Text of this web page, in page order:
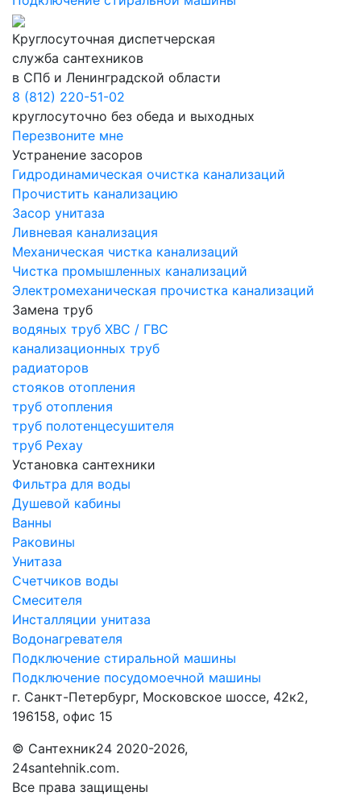
Круглосуточная диспетчерская
служба сантехников
в СПб и Ленинградской области
8 (812) 220-51-02
круглосуточно без обеда и выходных
Перезвоните мне
Устранение засоров
Гидродинамическая очистка канализаций
Прочистить канализацию
Засор унитаза
Ливневая канализация
Механическая чистка канализаций
Чистка промышленных канализаций
Электромеханическая прочистка канализаций
Замена труб
водяных труб ХВС / ГВС
канализационных труб
радиаторов
стояков отопления
труб отопления
труб полотенцесушителя
труб Рехау
Установка сантехники
Фильтра для воды
Душевой кабины
Ванны
Раковины
Унитаза
Счетчиков воды
Смесителя
Инсталляции унитаза
Водонагревателя
Подключение стиральной машины
Подключение посудомоечной машины
г. Санкт-Петербург, Московское шоссе, 42к2,
196158, офис 15
© Сантехник24 2020-2026,
24santehnik.com.
Все права защищены